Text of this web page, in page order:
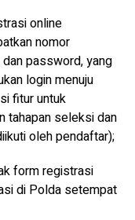
online
nomor
password, yang
login menuju
fitur untuk
tahapan seleksi dan
oleh pendaftar);
form registrasi
di Polda setempat